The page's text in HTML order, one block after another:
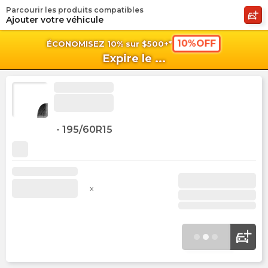
ÉCONOMISEZ 10% sur $500+* 10%OFF
Expire le ...
Parcourir les produits compatibles
Ajouter votre véhicule
- 195/60R15
x
shopping_cart